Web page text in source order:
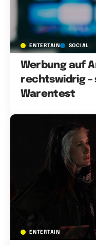
ENTERTAIN SOCIAL
Werbung auf
rechtswidrig
Warentest
ENTERTAIN